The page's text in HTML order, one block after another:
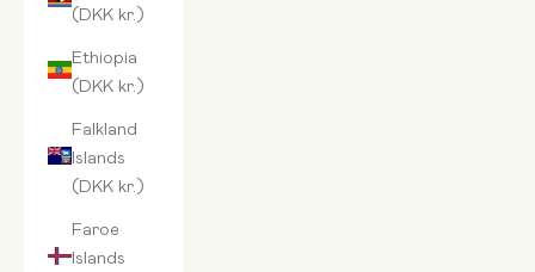
(DKK kr.)
Ethiopia
(DKK kr.)
Falkland
Islands
(DKK kr.)
Faroe
Islands